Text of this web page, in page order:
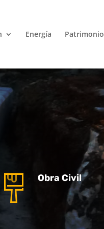
Energía Patrimonio
Obra Civil